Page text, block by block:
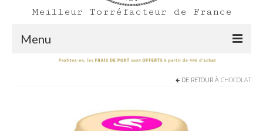
Meilleur Torréfacteur de France
Menu
DE RETOUR À CHOCOLAT